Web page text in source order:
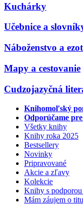
Kuchárky
Učebnice a
Náboženstvo a
Mapy a cestovanie
Cudzojazyčná
Knihomoľský
Odporúčame
Všetky knihy
Knihy roka 2025
Bestsellery
Novinky
Pripravované
Akcie a zľavy
Kolekcie
Knihy s
Mám záujem o